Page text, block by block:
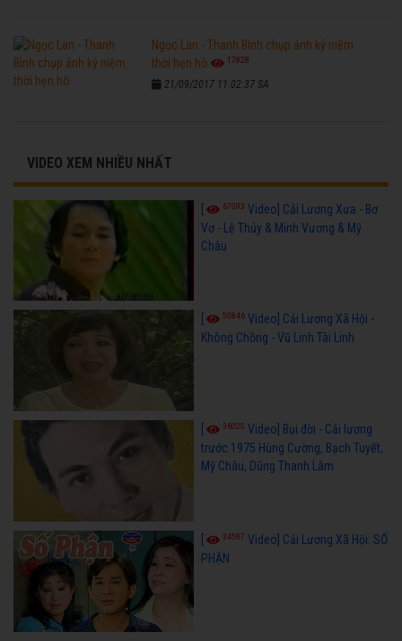
Ngọc Lan - Thanh Bình chụp ảnh kỷ niệm
thời hẹn hò
17828
21/09/2017 11:02:37 SA
VIDEO XEM NHIỀU NHẤT
[ 67093 Video] Cải Lương Xưa - Bơ
Vơ - Lệ Thủy & Minh Vương & Mỹ
Châu
50846 Video] Cải Lương Xã Hội -
Không Chồng - Vũ Linh Tài Linh
36025 Video] Bụi đời - Cải lương
trước 1975 Hùng Cường, Bạch Tuyết,
Mỹ Châu, Dũng Thanh Lâm
34587 Video] Cải Lương Xã Hội: SỐ
PHẬN